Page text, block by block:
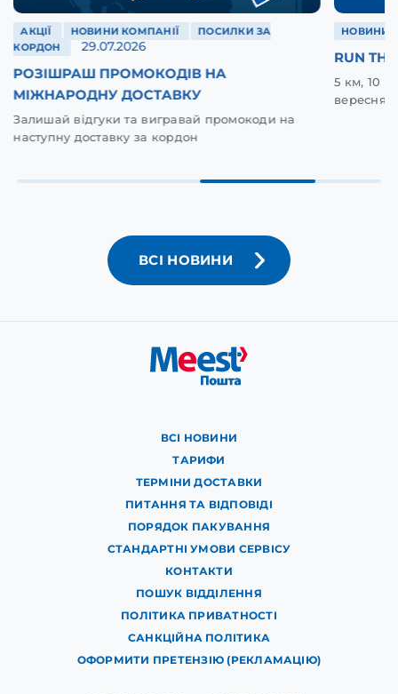
АКЦІЇ НОВИНИ КОМПАНІЇ
ПОСИЛКИ ЗА
КОРДОН
29.07.2026
РОЗІШРАШ ПРОМОКОДІВ НА
МІЖНАРОДНУ ДОСТАВКУ
Залишай відгуки та вигравай промокоди на
наступну доставку за кордон
НОВИНИ
RUN
5 км, 10
вересня
ВСІ НОВИНИ
ВСІ НОВИНИ
ТАРИФИ
ТЕРМІНИ ДОСТАВКИ
ПИТАННЯ ТА ВІДПОВІДІ
ПОРЯДОК ПАКУВАННЯ
СТАНДАРТНІ УМОВИ СЕРВІСУ
КОНТАКТИ
ПОШУК ВІДДІЛЕННЯ
ПОЛІТИКА ПРИВАТНОСТІ
САНКЦІЙНА ПОЛІТИКА
ОФОРМИТИ ПРЕТЕНЗІЮ (РЕКЛАМАЦІЮ)